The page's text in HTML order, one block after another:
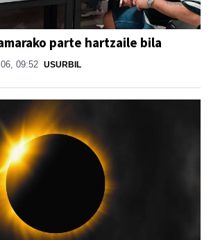
parte hartzaile bila
09:52 USURBIL